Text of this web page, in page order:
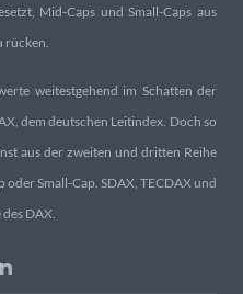
Mid-Caps und Small-Caps aus
rücken.
weitestgehend im Schatten der
dem deutschen Leitindex. Doch so
aus der zweiten und dritten Reihe
Small-Cap. SDAX, TECDAX und
DAX.